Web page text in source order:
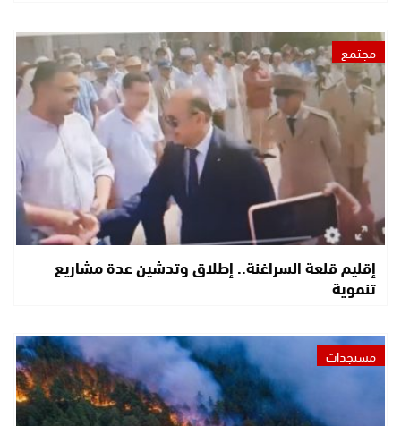
مجتمع
إقليم قلعة السراغنة.. إطلاق وتدشين عدة مشاريع
تنموية
مستجدات